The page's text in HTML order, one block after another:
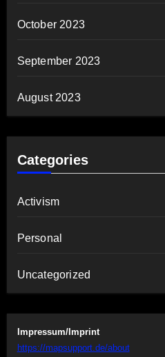
October 2023
September 2023
August 2023
Categories
Activism
Personal
Uncategorized
Impressum/Imprint
https://mapsupport.de/about